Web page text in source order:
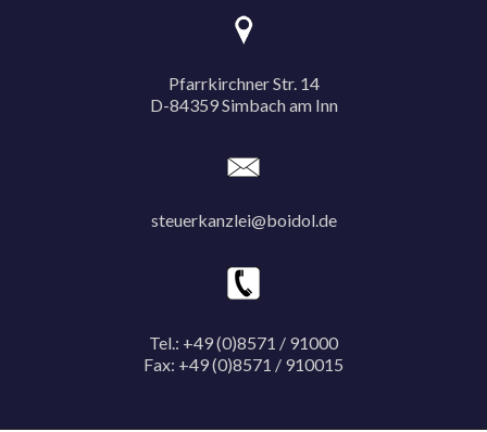
Pfarrkirchner Str. 14
D-84359 Simbach am Inn
steuerkanzlei@boidol.de
Tel.: +49 (0)8571 / 91000
Fax: +49 (0)8571 / 910015